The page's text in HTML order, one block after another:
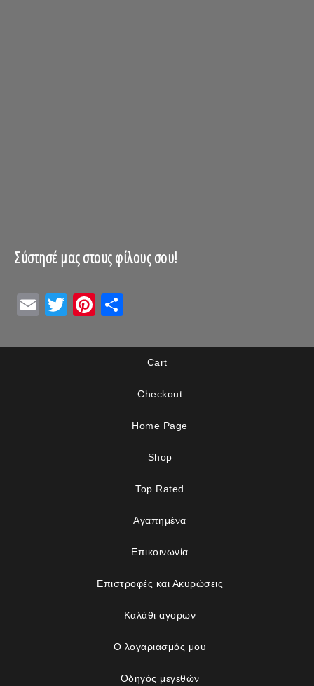
Σύστησέ μας στους φίλους σου!
EmailTwitterPinterest
Cart
Checkout
Home Page
Shop
Top Rated
Αγαπημένα
Επικοινωνία
Επιστροφές και Ακυρώσεις
Καλάθι αγορών
Ο λογαριασμός μου
Οδηγός μεγεθών